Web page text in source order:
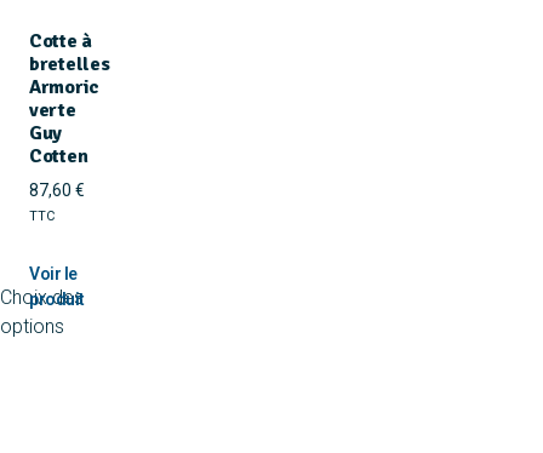
Cotte à
bretelles
Armoric
verte
Guy
Cotten
87,60 €
TTC
Choix des
options